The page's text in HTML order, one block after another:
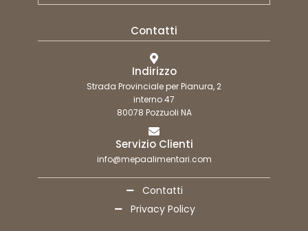
Contatti
Indirizzo
Strada Provinciale per Pianura, 2
interno 47
80078 Pozzuoli NA
Servizio Clienti
info@mepaalimentari.com
Contatti
Privacy Policy